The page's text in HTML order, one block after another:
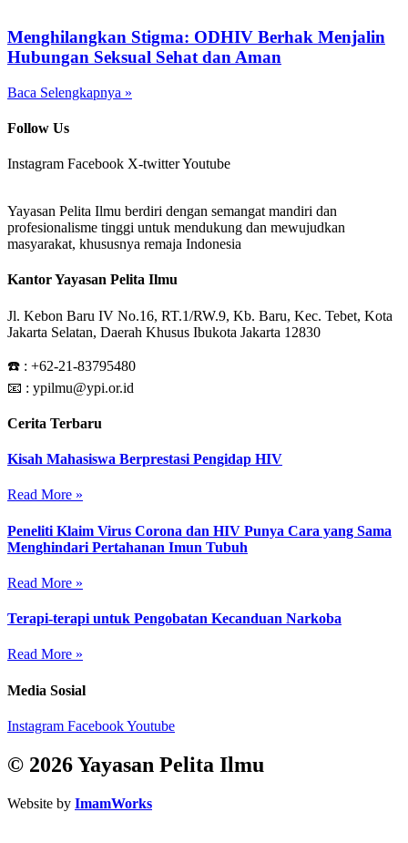
Menghilangkan Stigma: ODHIV Berhak Menjalin
Hubungan Seksual Sehat dan Aman
Baca Selengkapnya »
Follow Us
Instagram Facebook X-twitterYoutube
Yayasan Pelita Ilmu berdiri dengan semangat mandiri dan
profesionalisme tinggi untuk mendukung dan mewujudkan
masyarakat, khususnya remaja Indonesia
Kantor Yayasan Pelita Ilmu
Jl. Kebon Baru IV No.16, RT.1/RW.9, Kb. Baru, Kec. Tebet, Kota
Jakarta Selatan, Daerah Khusus Ibukota Jakarta 12830
☎️ : +62-21-83795480
📧 : ypilmu@ypi.or.id
Cerita Terbaru
Kisah Mahasiswa Berprestasi Pengidap HIV
Read More »
Peneliti Klaim Virus Corona dan HIV Punya Cara yang Sama
Menghindari Pertahanan Imun Tubuh
Read More »
Terapi-terapi untuk Pengobatan Kecanduan Narkoba
Read More »
Media Sosial
Instagram FacebookYoutube
© 2026 Yayasan Pelita Ilmu
Website by ImamWorks